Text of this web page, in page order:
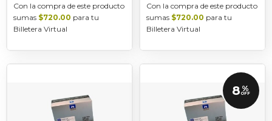
Con la compra de este producto
sumas $720.00 para tu
Billetera Virtual
Con la compra de este producto
sumas $720.00 para tu
Billetera Virtual
8 %
OFF